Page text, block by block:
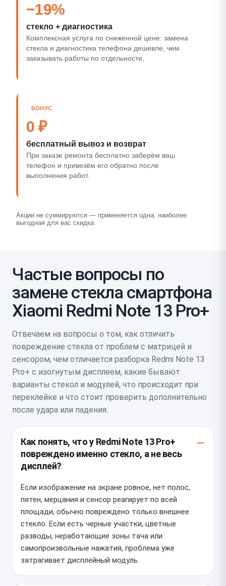
−19%
стекло + диагностика
Комплексная услуга по сниженной цене: замена
стекла и диагностика телефона дешевле, чем
заказывать работы по отдельности.
БОНУС
0 ₽
бесплатный вывоз и возврат
При заказе ремонта бесплатно заберём ваш
телефон и привезём его обратно после
выполнения работ.
Акции не суммируются — применяется одна, наиболее
выгодная для вас скидка.
Частые вопросы по
замене стекла смартфона
Xiaomi Redmi Note 13 Pro+
Отвечаем на вопросы о том, как отличить
повреждение стекла от проблем с матрицей и
сенсором, чем отличается разборка Redmi Note 13
Pro+ с изогнутым дисплеем, какие бывают
варианты стекол и модулей, что происходит при
переклейке и что стоит проверить дополнительно
после удара или падения.
Как понять, что у Redmi Note 13 Pro+
повреждено именно стекло, а не весь
дисплей?
Если изображение на экране ровное, нет полос,
пятен, мерцания и сенсор реагирует по всей
площади, обычно повреждено только внешнее
стекло. Если есть черные участки, цветные
разводы, неработающие зоны тача или
самопроизвольные нажатия, проблема уже
затрагивает дисплейный модуль.